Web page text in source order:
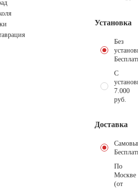
Установка
Без
С
7.000
руб.
Доставка
По
Москве
(от